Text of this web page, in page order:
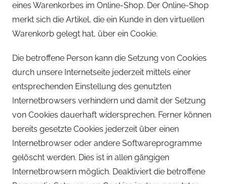
eines Warenkorbes im Online-Shop. Der Online-Shop
merkt sich die Artikel, die ein Kunde in den virtuellen
Warenkorb gelegt hat, über ein Cookie.
Die betroffene Person kann die Setzung von Cookies
durch unsere Internetseite jederzeit mittels einer
entsprechenden Einstellung des genutzten
Internetbrowsers verhindern und damit der Setzung
von Cookies dauerhaft widersprechen. Ferner können
bereits gesetzte Cookies jederzeit über einen
Internetbrowser oder andere Softwareprogramme
gelöscht werden. Dies ist in allen gängigen
Internetbrowsern möglich. Deaktiviert die betroffene